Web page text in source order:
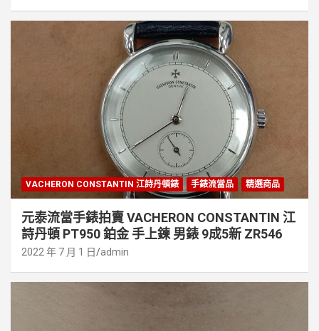
VACHERON CONSTANTIN 江詩丹頓錶 手錶流當品 精選商品
元泰流當手錶拍賣 VACHERON CONSTANTIN 江
詩丹頓 PT950 鉑金 手上鍊 男錶 9成5新 ZR546
2022 年 7 月 1 日 admin